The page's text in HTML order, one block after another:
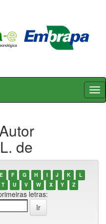
de
E F G H I J K
L
T U V W X Y Z
letras: